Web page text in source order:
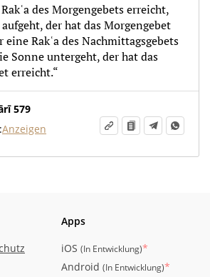
des Morgengebets erreicht,
der hat das Morgengebet
Rakʿa des Nachmittagsgebets
Sonne untergeht, der hat das
erreicht.“
579
Anzeigen
Apps
iOS (In Entwicklung)*
Android (In Entwicklung)*